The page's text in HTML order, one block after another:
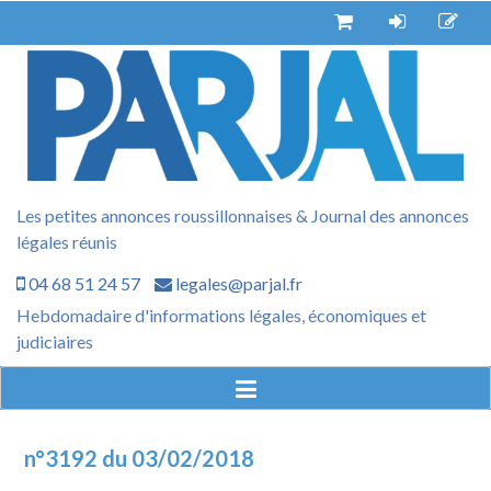
Les petites annonces roussillonnaises & Journal des annonces
légales réunis
04 68 51 24 57
legales@parjal.fr
Hebdomadaire d'informations légales, économiques et
judiciaires
n°3192 du 03/02/2018